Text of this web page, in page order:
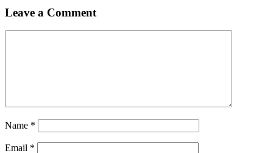
Leave a Comment
Name *
Email *